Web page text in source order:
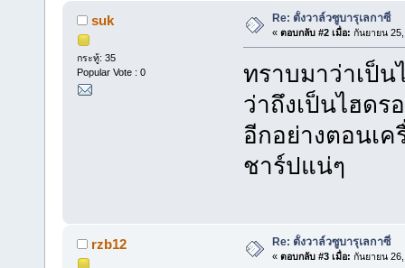
suk
กระทู้: 35
Popular Vote : 0
Re: ตั้งวาล์วซูบารุเลกาซี่
« ตอบกลับ #2 เมื่อ: กันยายน
ทราบมาว่าเป็
ว่าถึงเป็นไฮดร
อีกอย่างตอนเ
ชาร์ปแน่ๆ
rzb12 Re: ตั้งวาล์วซูบารุเลกาซี่
« ตอบกลับ #3 เมื่อ: กันยายน